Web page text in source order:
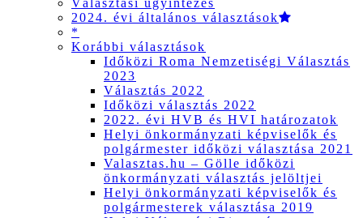
Választási ügyintézés
2024. évi általános választások
*
Korábbi választások
Időközi Roma Nemzetiségi Választás
2023
Választás 2022
Időközi választás 2022
2022. évi HVB és HVI határozatok
Helyi önkormányzati képviselők és
polgármester időközi választása 2021
Valasztas.hu – Gölle időközi
önkormányzati választás jelöltjei
Helyi önkormányzati képviselők és
polgármesterek választása 2019